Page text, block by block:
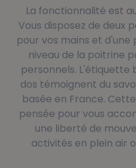
La fonctionnalité est
Vous disposez de deux
pour vos mains et
niveau de la poitrine
personnels. L'étiquette
dos témoignent du
basée en France.
pensée pour vous
une liberté de
activités en plein air